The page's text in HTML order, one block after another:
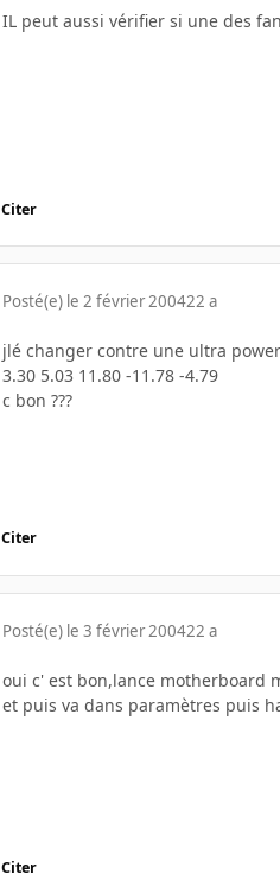
IL peut aussi vérifier si une des
Citer
Posté(e) le 2 février 200422 a
jlé changer contre une ultra
3.30 5.03 11.80 -11.78 -4.79
c bon ???
Citer
Posté(e) le 3 février 200422 a
oui c' est bon,lance motherboard
et puis va dans paramètres puis
Citer